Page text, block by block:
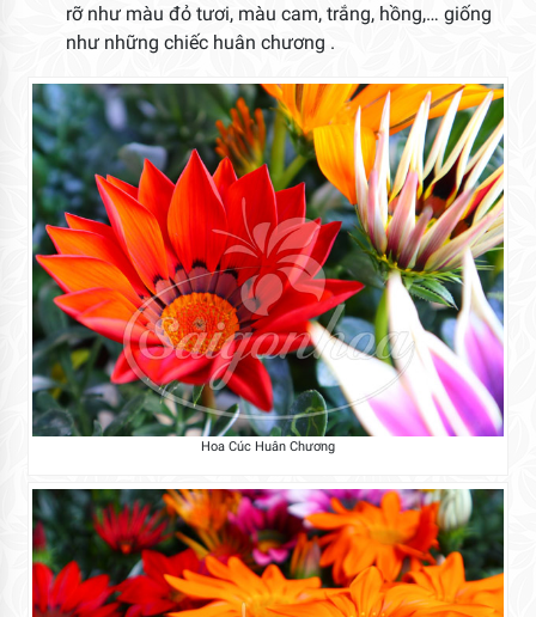
rỡ như màu đỏ tươi, màu cam, trắng, hồng,… giống
như những chiếc huân chương .
Hoa Cúc Huân Chương